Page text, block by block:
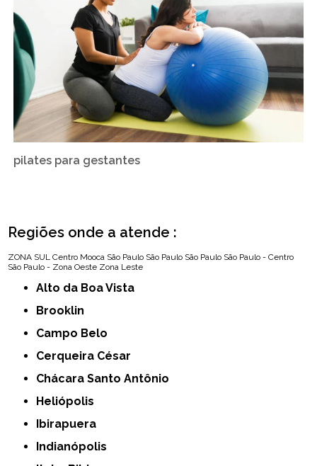
pilates para gestantes
Regiões onde a atende :
ZONA SUL Centro Mooca São Paulo São Paulo São Paulo São Paulo - Centro
São Paulo - Zona Oeste Zona Leste
Alto da Boa Vista
Brooklin
Campo Belo
Cerqueira César
Chácara Santo Antônio
Heliópolis
Ibirapuera
Indianópolis